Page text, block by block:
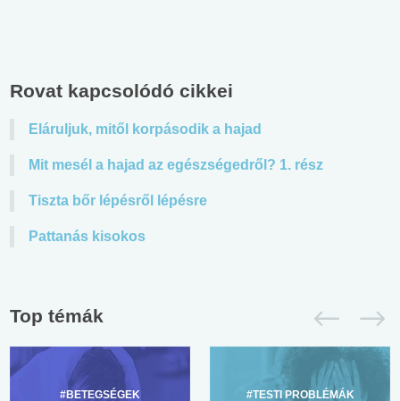
Rovat kapcsolódó cikkei
Eláruljuk, mitől korpásodik a hajad
Mit mesél a hajad az egészségedről? 1. rész
Tiszta bőr lépésről lépésre
Pattanás kisokos
Top témák
#BETEGSÉGEK #TESTI PROBLÉMÁK